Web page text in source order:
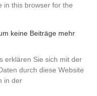
in this browser for the
keine Beiträge mehr
erklären Sie sich mit der
durch diese Website
in der